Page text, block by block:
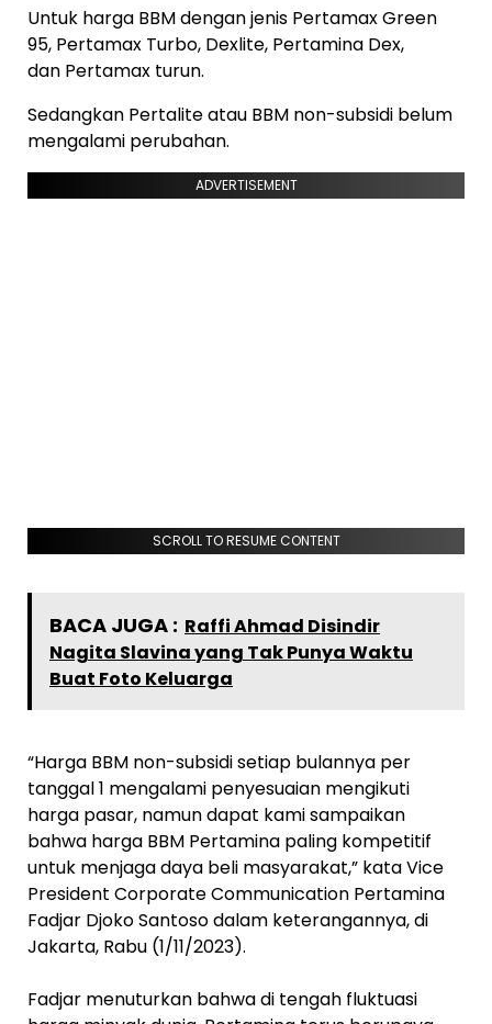
Untuk harga BBM dengan jenis Pertamax Green
95, Pertamax Turbo, Dexlite, Pertamina Dex,
dan Pertamax turun.
Sedangkan Pertalite atau BBM non-subsidi belum
mengalami perubahan.
ADVERTISEMENT
SCROLL TO RESUME CONTENT
BACA JUGA : Raffi Ahmad Disindir
Nagita Slavina yang Tak Punya Waktu
Buat Foto Keluarga
“Harga BBM non-subsidi setiap bulannya per
tanggal 1 mengalami penyesuaian mengikuti
harga pasar, namun dapat kami sampaikan
bahwa harga BBM Pertamina paling kompetitif
untuk menjaga daya beli masyarakat,” kata Vice
President Corporate Communication Pertamina
Fadjar Djoko Santoso dalam keterangannya, di
Jakarta, Rabu (1/11/2023).
Fadjar menuturkan bahwa di tengah fluktuasi